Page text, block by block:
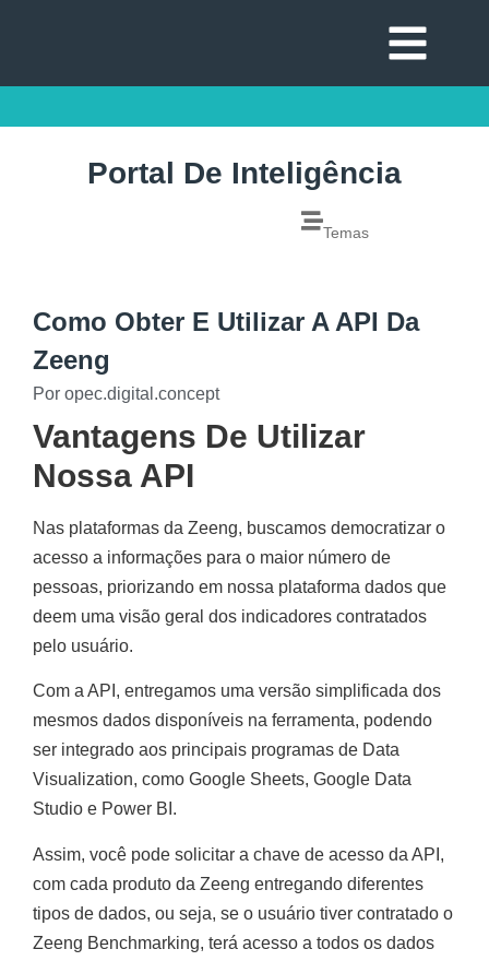
Portal De Inteligência
Temas
Como Obter E Utilizar A API Da
Zeeng
Por opec.digital.concept
Vantagens De Utilizar
Nossa API
Nas plataformas da Zeeng, buscamos democratizar o
acesso a informações para o maior número de
pessoas, priorizando em nossa plataforma dados que
deem uma visão geral dos indicadores contratados
pelo usuário.
Com a API, entregamos uma versão simplificada dos
mesmos dados disponíveis na ferramenta, podendo
ser integrado aos principais programas de Data
Visualization, como Google Sheets, Google Data
Studio e Power BI.
Assim, você pode solicitar a chave de acesso da API,
com cada produto da Zeeng entregando diferentes
tipos de dados, ou seja, se o usuário tiver contratado o
Zeeng Benchmarking, terá acesso a todos os dados